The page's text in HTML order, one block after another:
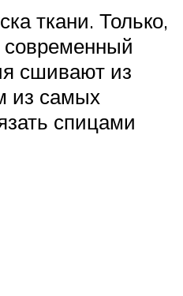
ткани. Только,
сшивают из
из самых
спицами